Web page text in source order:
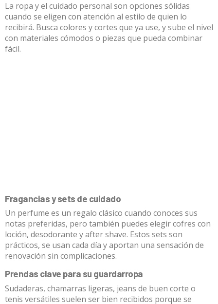
La ropa y el cuidado personal son opciones sólidas
cuando se eligen con atención al estilo de quien lo
recibirá. Busca colores y cortes que ya use, y sube el nivel
con materiales cómodos o piezas que pueda combinar
fácil.
Fragancias y sets de cuidado
Un perfume es un regalo clásico cuando conoces sus
notas preferidas, pero también puedes elegir cofres con
loción, desodorante y after shave. Estos sets son
prácticos, se usan cada día y aportan una sensación de
renovación sin complicaciones.
Prendas clave para su guardarropa
Sudaderas, chamarras ligeras, jeans de buen corte o
tenis versátiles suelen ser bien recibidos porque se